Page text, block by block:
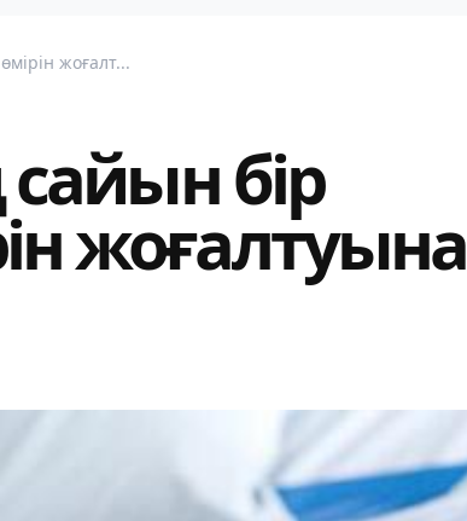
жоғалт...
сайын бір
жоғалтуына